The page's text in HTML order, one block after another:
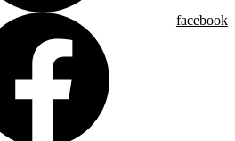
facebook